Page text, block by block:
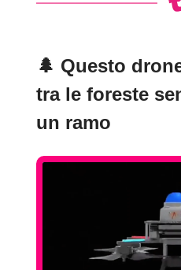
🌲 Questo
tra le foreste
un ramo